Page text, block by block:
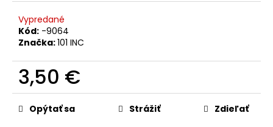
Vypredané
Kód: -9064
Značka:101 INC
3,50 €
Jednotková
cena:Opýtať sa Strážiť Zdieľať
O
d
p